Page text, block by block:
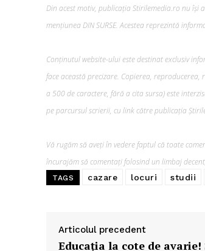
Din acest motiv, publicația Stirilemedia.ro nu
mențiunea DIN SURSE. Acestea reprezintă
Conținutul website-ului este destinat exclusiv
face această precizare. Copierea,
a 500 de caractere, fără a cita sursa) este
pe parcursul scrierii, cu link către publicația
Vă rugăm să aveți în vedere faptul că toate
încurajăm să comentați folosind un limbaj
TAGS cazare locuri studii
Articolul precedent
Educația la cote de avarie!